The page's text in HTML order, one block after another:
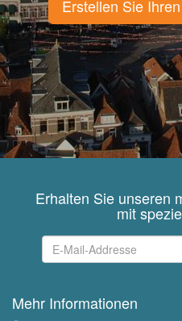
Erstellen Sie
Erhalten Sie unseren
mit
Mehr Informationen